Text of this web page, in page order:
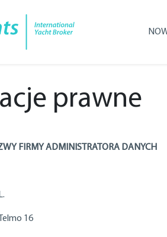
prawne
FIRMY ADMINISTRATORA DANYCH
16